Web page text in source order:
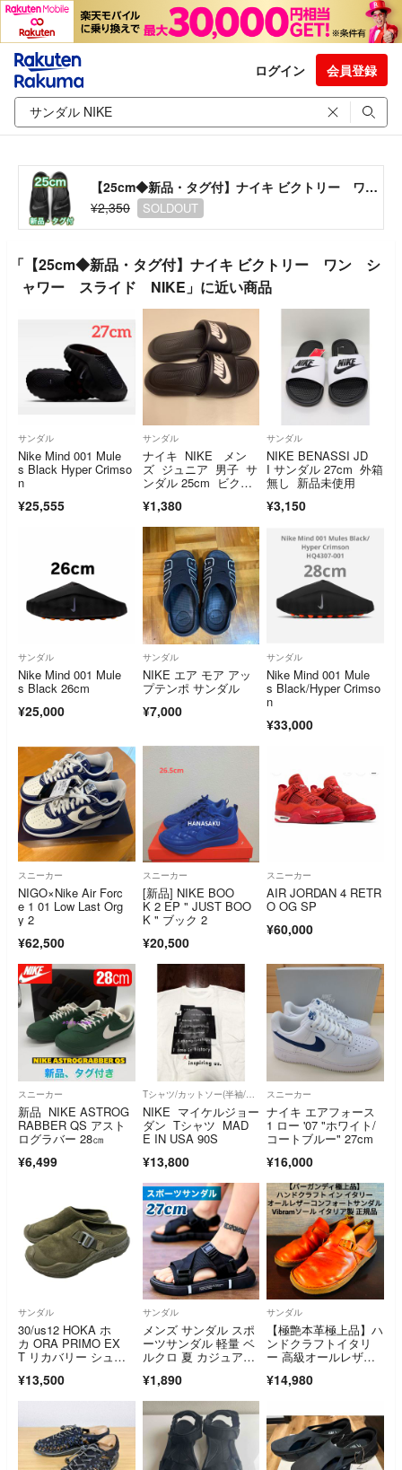
ログイン 会員登録
【25cm◆新品・タグ付】ナイキ ビクトリー ワン シャワー スライド NIKE
¥2,350
SOLDOUT
「【25cm◆新品・タグ付】ナイキ ビクトリー ワン シ
ャワー スライド NIKE」に近い商品
サンダル
Nike Mind 001 Mule
s Black Hyper Crimso
n
¥25,555
サンダル
ナイキ NIKE メン
ズ ジュニア 男子 サ
ンダル 25cm ビクト
ラック 25cm 即購入
可
¥1,380
サンダル
NIKE BENASSI JD
I サンダル 27cm 外箱
無し 新品未使用
¥3,150
サンダル
Nike Mind 001 Mule
s Black 26cm
¥25,000
サンダル
NIKE エア モア アッ
プテンポ サンダル
¥7,000
サンダル
Nike Mind 001 Mule
s Black/Hyper Crimso
n
¥33,000
スニーカー
NIGO×Nike Air Forc
e 1 01 Low Last Org
y 2
¥62,500
スニーカー
[新品] NIKE BOO
K 2 EP " JUST BOO
K " ブック 2
¥20,500
スニーカー
AIR JORDAN 4 RETR
O OG SP
¥60,000
スニーカー
新品 NIKE ASTROG
RABBER QS アスト
ログラバー 28㎝
¥6,499
Tシャツ/カットソー(半袖/袖なし)
NIKE マイケルジョー
ダン Tシャツ MAD
E IN USA 90S
¥13,800
スニーカー
ナイキ エアフォース
1 ロー '07 "ホワイト/
コートブルー" 27cm
¥16,000
サンダル
30/us12 HOKA ホ
カ ORA PRIMO EX
T リカバリー シュー
¥13,500
サンダル
メンズ サンダル スポ
ーツサンダル 軽量 ベ
ルクロ 夏 カジュア
¥1,890
サンダル
【極艶本革極上品】ハ
ンドクラフトイタリ
ー 高級オールレザ
ダル
¥14,980